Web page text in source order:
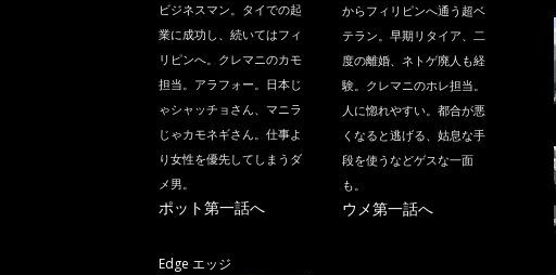
ビジネスマン。タイでの起
業に成功し、続いてはフィ
リピンへ。クレマニのカモ
担当。アラフォー。日本じ
ゃシャッチョさん、マニラ
じゃカモネギさん。仕事よ
り女性を優先してしまうダ
メ男。
ポット第一話へ
からフィリピンへ通う超ベ
テラン。早期リタイア、二
度の離婚、ネトゲ廃人も経
験。クレマニのホレ担当。
人に惚れやすい。都合が悪
くなると逃げる、姑息な手
段を使うなどゲスな一面
も。
ウメ第一話へ
Edge エッジ